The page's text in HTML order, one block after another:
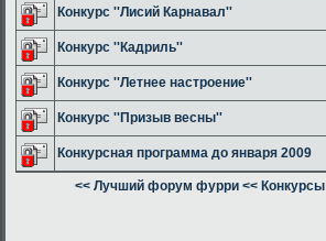
Конкурс ''Лисий Карнавал''
Конкурс ''Кадриль''
Конкурс ''Летнее настроение''
Конкурс ''Призыв весны''
Конкурсная программа до января 2009
<< Лучший форум фурри << Конкурсы